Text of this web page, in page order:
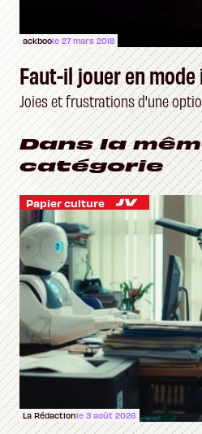
ackboole 27 mars 2018
Faut-il jouer en mode
Joies et frustrations d'une
Dans la
catégorie
Papier culture
La Rédactionle 3 août 2026